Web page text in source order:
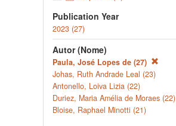
Publication Year
2023 (27)
Autor (Nome)
Paula, José Lopes de (27)
Johas, Ruth Andrade Leal (23)
Antonello, Loiva Lizia (22)
Duriez, Maria Amélia de Moraes (22)
Bloise, Raphael Minotti (21)